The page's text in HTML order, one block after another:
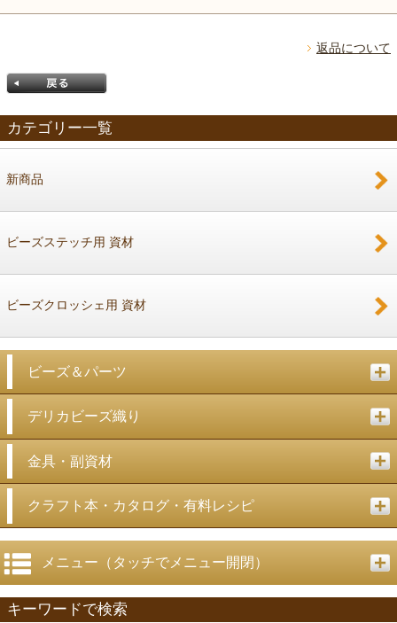
返品について
カテゴリー一覧
新商品
ビーズステッチ用 資材
ビーズクロッシェ用 資材
ビーズ＆パーツ
デリカビーズ織り
金具・副資材
クラフト本・カタログ・有料レシピ
メニュー（タッチでメニュー開閉）
キーワードで検索